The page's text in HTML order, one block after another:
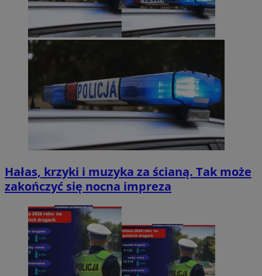
Hałas, krzyki i muzyka za ścianą. Tak może
zakończyć się nocna impreza